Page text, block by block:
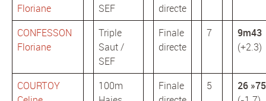
Floriane
SEF
directe
CONFESSON
Floriane
Triple
Saut /
SEF
Finale
directe
7
9m43
(+2.3)
COURTOY
100m
Finale
5
26 »75